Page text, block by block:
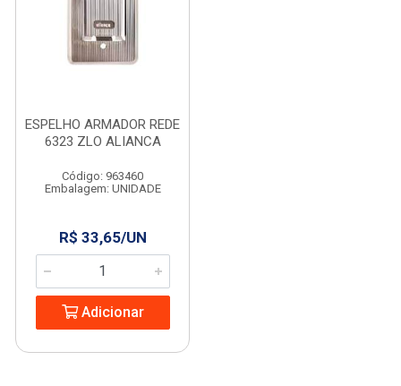
ESPELHO ARMADOR REDE
6323 ZLO ALIANCA
Código: 963460
Embalagem: UNIDADE
R$ 33,65/UN
Adicionar